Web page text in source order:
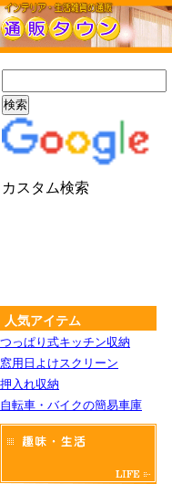
カスタム検索
人気アイテム
つっぱり式キッチン収納
窓用日よけスクリーン
押入れ収納
自転車・バイクの簡易車庫